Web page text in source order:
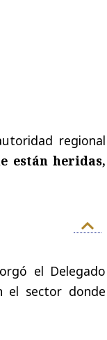
regional
están heridas,
el Delegado
el sector donde